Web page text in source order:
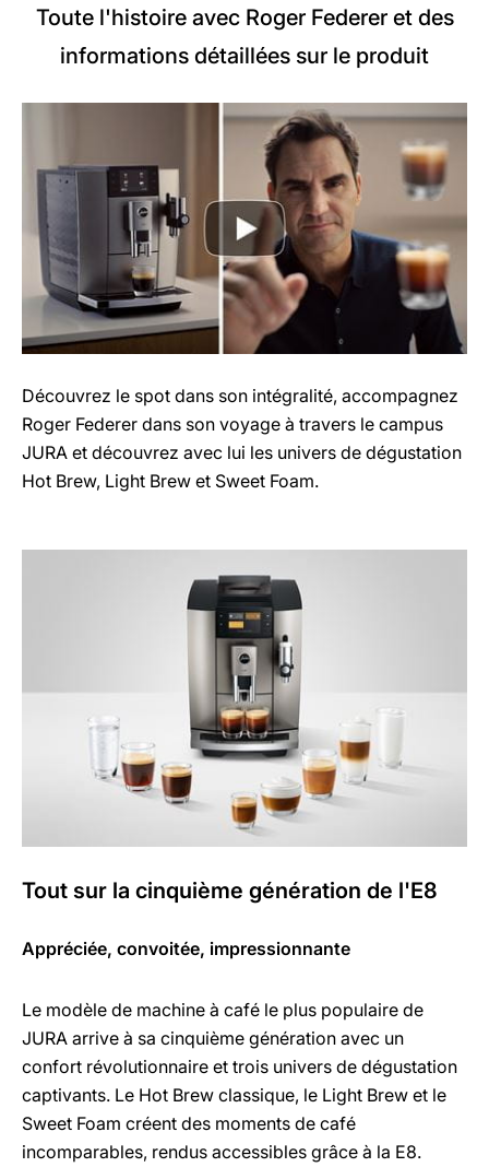
Toute l'histoire avec Roger Federer et des
informations détaillées sur le produit
Découvrez le spot dans son intégralité, accompagnez
Roger Federer dans son voyage à travers le campus
JURA et découvrez avec lui les univers de dégustation
Hot Brew, Light Brew et Sweet Foam.
Tout sur la cinquième génération de l'E8
Appréciée, convoitée, impressionnante
Le modèle de machine à café le plus populaire de
JURA arrive à sa cinquième génération avec un
confort révolutionnaire et trois univers de dégustation
captivants. Le Hot Brew classique, le Light Brew et le
Sweet Foam créent des moments de café
incomparables, rendus accessibles grâce à la E8.